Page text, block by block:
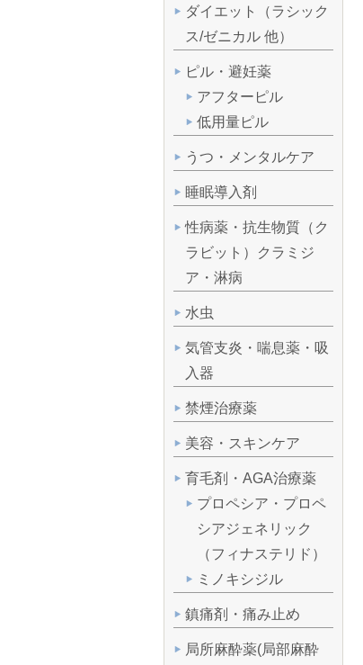
ダイエット（ラシック
ス/ゼニカル 他）
ピル・避妊薬
アフターピル
低用量ピル
うつ・メンタルケア
睡眠導入剤
性病薬・抗生物質（ク
ラビット）クラミジ
ア・淋病
水虫
気管支炎・喘息薬・吸
入器
禁煙治療薬
美容・スキンケア
育毛剤・AGA治療薬
プロペシア・プロペ
シアジェネリック
（フィナステリド）
ミノキシジル
鎮痛剤・痛み止め
局所麻酔薬(局部麻酔